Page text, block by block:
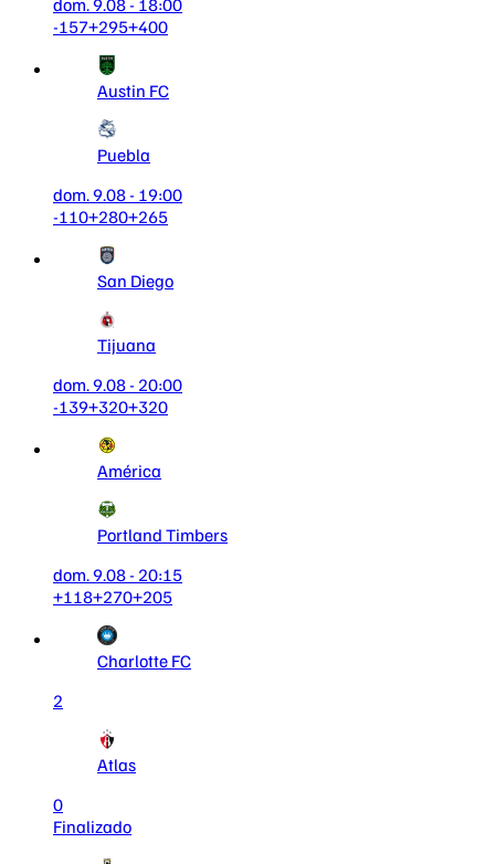
dom. 9.08 - 18:00
-157+295+400
Austin FC
Puebla
dom. 9.08 - 19:00
-110+280+265
San Diego
Tijuana
dom. 9.08 - 20:00
-139+320+320
América
Portland Timbers
dom. 9.08 - 20:15
+118+270+205
Charlotte FC
2
Atlas
0
Finalizado